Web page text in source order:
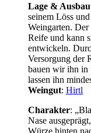
Lage &
seinem Löss
Weingarten.
Reife und kann
entwickeln.
Versorgung der
bauen wir ihn in
lassen ihn
Weingut: Hirtl
Charakter:
Nase
Würze hinten